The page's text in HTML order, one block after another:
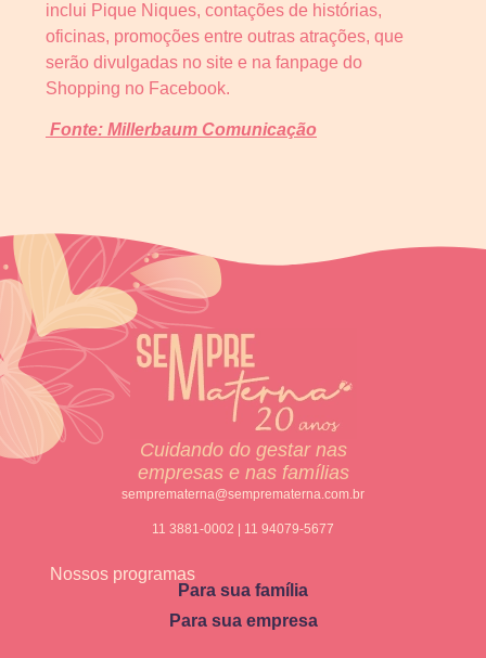
inclui Pique Niques, contações de histórias,
oficinas, promoções entre outras atrações, que
serão divulgadas no site e na fanpage do
Shopping no Facebook.
Fonte: Millerbaum Comunicação
Cuidando do gestar nas
empresas e nas famílias
semprematerna@semprematerna.com.br
11 3881-0002 | 11 94079-5677
Nossos programas
Para sua família
Para sua empresa